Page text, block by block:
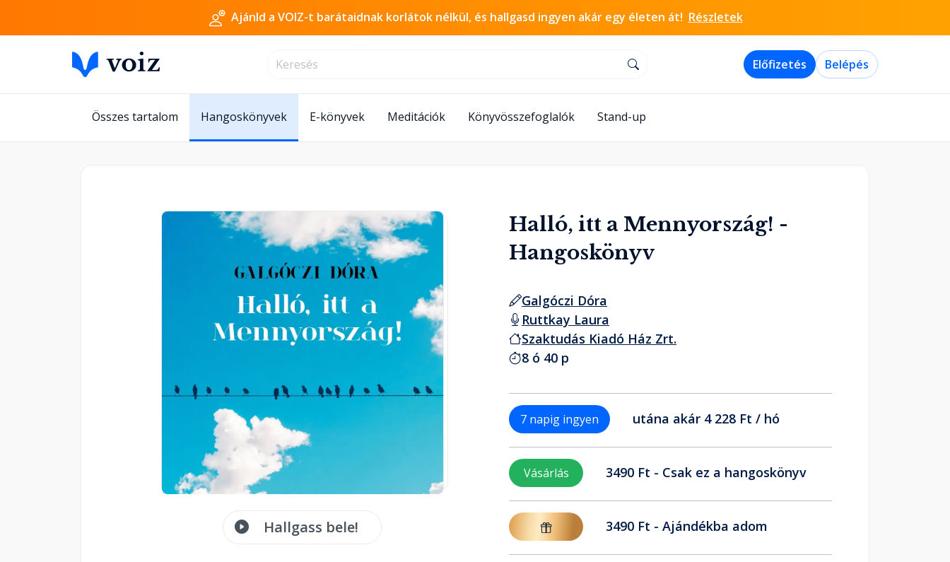
Ajánld a VOIZ-t barátaidnak korlátok nélkül, és hallgasd ingyen akár egy életen át! Részletek
Előfizetés Belépés
Összes tartalom Hangoskönyvek E-könyvek Meditációk Könyvösszefoglalók Stand-up
Hallgass bele!
Halló, itt a Mennyország! -
Hangoskönyv
Galgóczi Dóra
Ruttkay Laura
Szaktudás Kiadó Ház Zrt.
8 ó 40 p
7 napig ingyen utána akár 4 228 Ft / hó
Vásárlás 3490 Ft - Csak ez a hangoskönyv
3490 Ft - Ajándékba adom